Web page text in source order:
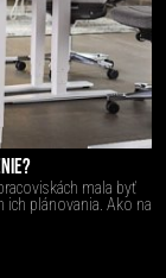
mala byť
ich plánovania. Ako na